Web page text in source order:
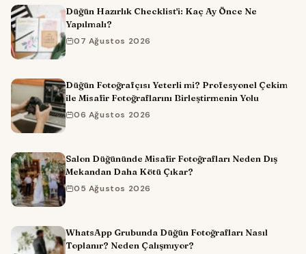
Düğün Hazırlık Checklist'i: Kaç Ay Önce Ne
Yapılmalı?
07 Ağustos 2026
Düğün Fotoğrafçısı Yeterli mi? Profesyonel Çekim
ile Misafir Fotoğraflarını Birleştirmenin Yolu
06 Ağustos 2026
Salon Düğününde Misafir Fotoğrafları Neden Dış
Mekandan Daha Kötü Çıkar?
05 Ağustos 2026
WhatsApp Grubunda Düğün Fotoğrafları Nasıl
Toplanır? Neden Çalışmıyor?